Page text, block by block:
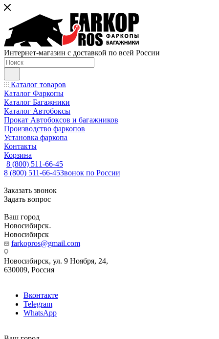
Интернет-магазин с доставкой по всей России
Каталог товаров
Каталог Фаркопы
Каталог Багажники
Каталог Автобоксы
Прокат Автобоксов и багажников
Производство фаркопов
Установка фаркопа
Контакты
Корзина
8 (800) 511-66-45
8 (800) 511-66-45Звонок по России
Заказать звонок
Задать вопрос
Ваш город
Новосибирск
Новосибирск
farkopros@gmail.com
Новосибирск, ул. 9 Ноября, 24,
630009, Россия
Вконтакте
Telegram
WhatsApp